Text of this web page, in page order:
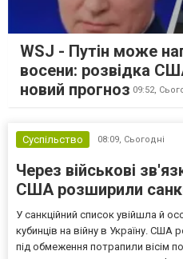
WSJ - Путін може
восени: розвідка
новий прогноз 09:52,
Суспільство 08:09, Сьогодні
Через військові
США розширили
У санкційний список увійшла й
кубинців на війну в Україну. США
під обмеження потрапили вісім